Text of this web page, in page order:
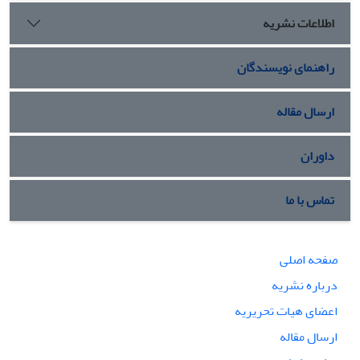
اطلاعات نشریه
راهنمای نویسندگان
ارسال مقاله
داوران
تماس با ما
صفحه اصلی
درباره نشریه
اعضای هیات تحریریه
ارسال مقاله